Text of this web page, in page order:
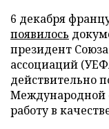
6 декабря
появилось
президент
ассоциаций
действительно
Международной
работу в